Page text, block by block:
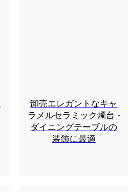
卸売エレガントなキャ
ラメルセラミック燭台 -
ダイニングテーブルの
装飾に最適